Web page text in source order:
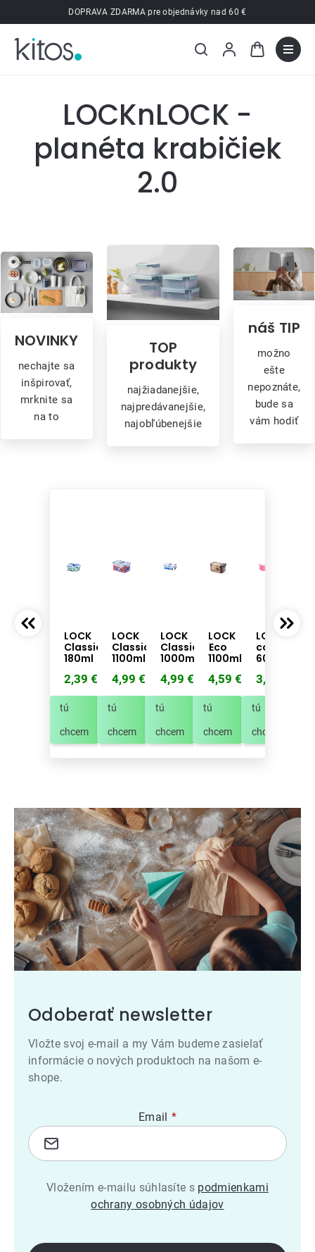
na
obsah
DOPRAVA ZDARMA pre objednávky nad 60 €
LOCKnLOCK -
planéta krabičiek
2.0
NOVINKY
nechajte sa
inšpirovať,
mrknite sa
na to
TOP
produkty
najžiadanejšie,
najpredávanejšie,
najobľúbenejšie
náš TIP
možno
ešte
nepoznáte,
bude sa
vám hodiť
LOCK
Classic
180ml
2,39 €
tú
chcem
LOCK
Classic
1100ml
4,99 €
tú
chcem
LOCK
Classic
1000ml
4,99 €
tú
chcem
LOCK
Eco
1100ml
4,59 €
tú
chcem
LOCK
color
600ml
3,39 €
tú
chcem
Odoberať newsletter
Vložte svoj e-mail a my Vám budeme zasielať
informácie o nových produktoch na našom e-
shope.
Email
Vložením e-mailu súhlasíte s podmienkami
ochrany osobných údajov